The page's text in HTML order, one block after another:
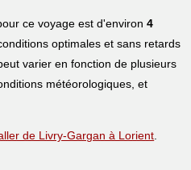
ce voyage est d'environ4
optimales et sans retards
varier en fonction de plusieurs
météorologiques, et
de Livry-Gargan à Lorient.